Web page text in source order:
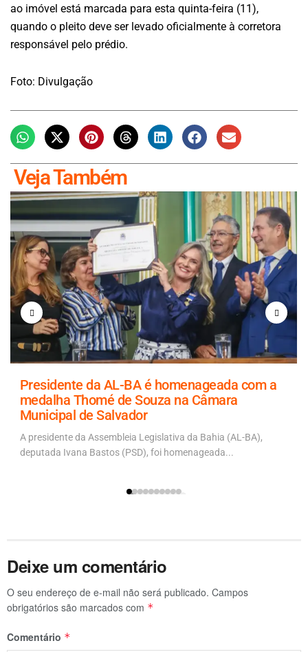
ao imóvel está marcada para esta quinta-feira (11),
quando o pleito deve ser levado oficialmente à corretora
responsável pelo prédio.
Foto: Divulgação
Veja Também
Presidente da AL-BA é homenageada com a
medalha Thomé de Souza na Câmara
Municipal de Salvador
A presidente da Assembleia Legislativa da Bahia (AL-BA),
deputada Ivana Bastos (PSD), foi homenageada...
Deixe um comentário
O seu endereço de e-mail não será publicado. Campos
obrigatórios são marcados com *
Comentário *